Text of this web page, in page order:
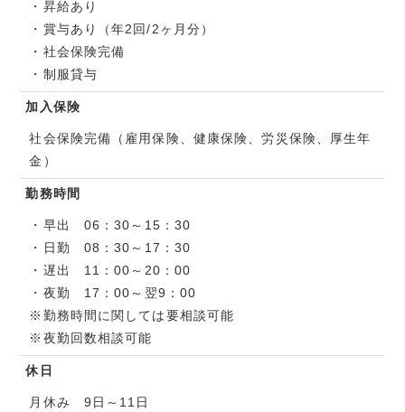
・昇給あり
・賞与あり（年2回/2ヶ月分）
・社会保険完備
・制服貸与
加入保険
社会保険完備（雇用保険、健康保険、労災保険、厚生年
金）
勤務時間
・早出 06：30～15：30
・日勤 08：30～17：30
・遅出 11：00～20：00
・夜勤 17：00～翌9：00
※勤務時間に関しては要相談可能
※夜勤回数相談可能
休日
月休み 9日～11日